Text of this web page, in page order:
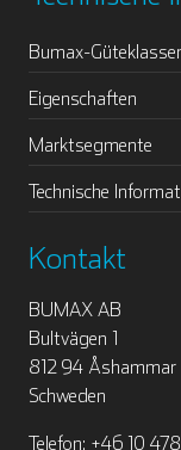
Bumax-
Eigenschaften
Marktsegmente
Technische
Kontakt
BUMAX AB
Bultvägen 1
812 94 Åshammar
Schweden
Telefon: +46 10